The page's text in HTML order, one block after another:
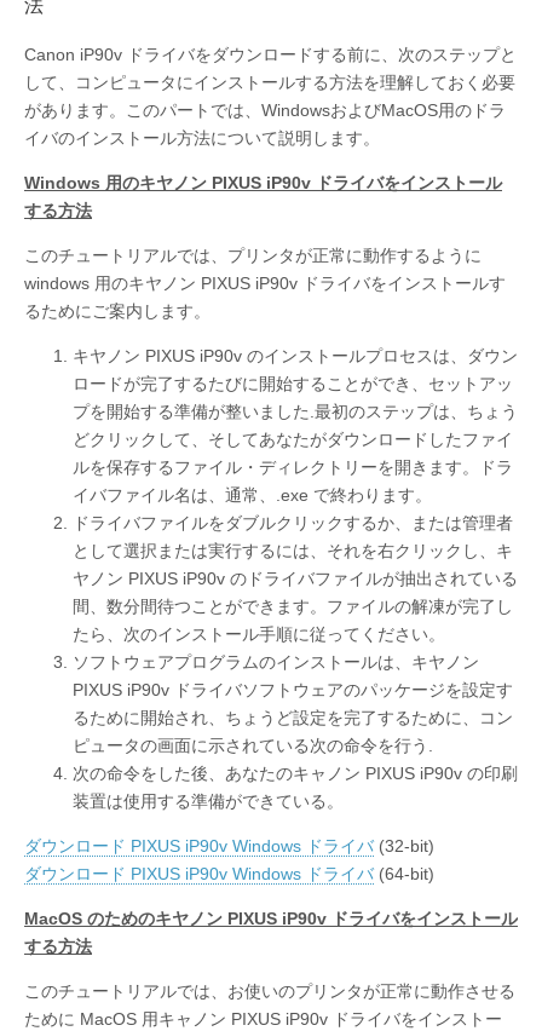
Canon iP90v ドライバをダウンロードする前に、次のステップと
して、コンピュータにインストールする方法を理解しておく必要
があります。このパートでは、WindowsおよびMacOS用のドラ
イバのインストール方法について説明します。
Windows 用のキヤノン PIXUS iP90v ドライバをインストール
する方法
このチュートリアルでは、プリンタが正常に動作するように
windows 用のキヤノン PIXUS iP90v ドライバをインストールす
るためにご案内します。
キヤノン PIXUS iP90v のインストールプロセスは、ダウン
ロードが完了するたびに開始することができ、セットアッ
プを開始する準備が整いました.最初のステップは、ちょう
どクリックして、そしてあなたがダウンロードしたファイ
ルを保存するファイル・ディレクトリーを開きます。ドラ
イバファイル名は、通常、.exe で終わります。
ドライバファイルをダブルクリックするか、または管理者
として選択または実行するには、それを右クリックし、キ
ヤノン PIXUS iP90v のドライバファイルが抽出されている
間、数分間待つことができます。ファイルの解凍が完了し
たら、次のインストール手順に従ってください。
ソフトウェアプログラムのインストールは、キヤノン
PIXUS iP90v ドライバソフトウェアのパッケージを設定す
るために開始され、ちょうど設定を完了するために、コン
ピュータの画面に示されている次の命令を行う.
次の命令をした後、あなたのキャノン PIXUS iP90v の印刷
装置は使用する準備ができている。
ダウンロード PIXUS iP90v Windows ドライバ(32-bit)
ダウンロード PIXUS iP90v Windows ドライバ(64-bit)
MacOS のためのキヤノン PIXUS iP90v ドライバをインストール
する方法
このチュートリアルでは、お使いのプリンタが正常に動作させる
ために MacOS 用キャノン PIXUS iP90v ドライバをインストー